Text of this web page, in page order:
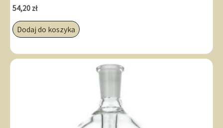
54,20 zł
Dodaj do koszyka